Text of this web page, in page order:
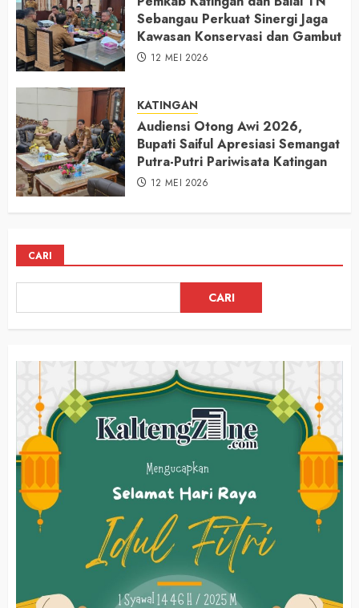
Sebangau Perkuat Sinergi Jaga
Kawasan Konservasi dan Gambut
12 MEI 2026
KATINGAN
Audiensi Otong Awi 2026,
Bupati Saiful Apresiasi Semangat
Putra-Putri Pariwisata Katingan
12 MEI 2026
CARI
CARI